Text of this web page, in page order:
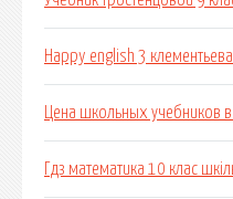
Happy english 3 клементьева
Цена школьных учебников
Гдз математика 10 клас